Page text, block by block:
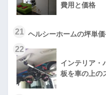
費用と価格
21 ヘルシーホームの坪単
22
インテリア・
板を車の上の